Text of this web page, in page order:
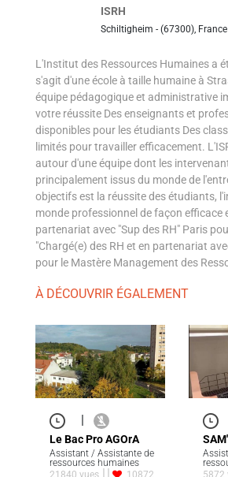
ISRH
Schiltigheim - (67300), France
L'Institut des Ressources Humaines a
s'agit d'une école à taille humaine à
équipe pédagogique et administrative
votre réussite Des enseignants et
disponibles pour les étudiants Des
limités pour travailler efficacement.
autour d'une équipe dont les
principalement issus du monde de
objectifs est la réussite des étudiants,
monde professionnel de façon efficace
partenariat avec "Sup des RH" Paris
"Chargé(e) des RH et en partenariat
pour le Mastère Management des
À DÉCOUVRIR ÉGALEMENT
Le Bac Pro AGOrA
Assistant / Assistante de
ressources humaines